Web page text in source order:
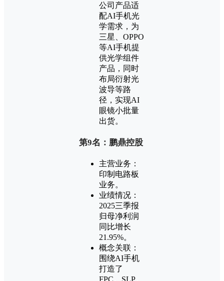
公司产品适
配AI手机光
学需求，为
三星、OPPO
等AI手机提
供光学组件
产品，同时
布局衍射光
波导等路
径，实现AI
眼镜小批量
出货。
第9名：鹏鼎控股
主营业务：
印制电路板
业务。
业绩情况：
2025三季报
归母净利润
同比增长
21.95%。
概念关联：
围绕AI手机
打造了
FPC、SLP、